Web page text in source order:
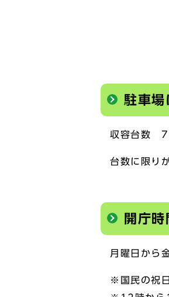
駐車場
収容台数 7
台数に限り
開庁時
月曜日から
※国民の祝